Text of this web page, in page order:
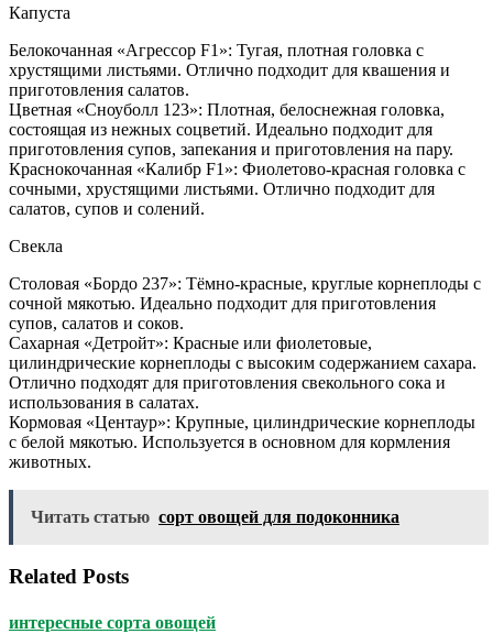
Капуста
Белокочанная «Агрессор F1»: Тугая, плотная головка с
хрустящими листьями. Отлично подходит для квашения и
приготовления салатов.
Цветная «Сноуболл 123»: Плотная, белоснежная головка,
состоящая из нежных соцветий. Идеально подходит для
приготовления супов, запекания и приготовления на пару.
Краснокочанная «Калибр F1»: Фиолетово-красная головка с
сочными, хрустящими листьями. Отлично подходит для
салатов, супов и солений.
Свекла
Столовая «Бордо 237»: Тёмно-красные, круглые корнеплоды с
сочной мякотью. Идеально подходит для приготовления
супов, салатов и соков.
Сахарная «Детройт»: Красные или фиолетовые,
цилиндрические корнеплоды с высоким содержанием сахара.
Отлично подходят для приготовления свекольного сока и
использования в салатах.
Кормовая «Центаур»: Крупные, цилиндрические корнеплоды
с белой мякотью. Используется в основном для кормления
животных.
Читать статью сорт овощей для подоконника
Related Posts
интересные сорта овощей